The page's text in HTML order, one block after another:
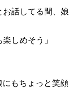
話してる間、娘
しめそう」
にもちょっと笑顔